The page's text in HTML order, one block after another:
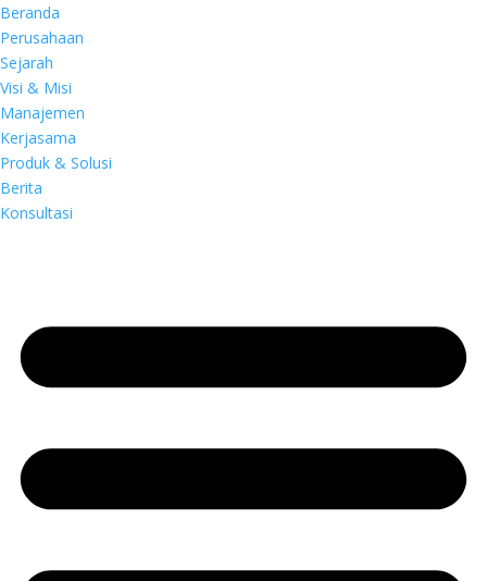
Beranda
Perusahaan
Sejarah
Visi & Misi
Manajemen
Kerjasama
Produk & Solusi
Berita
Konsultasi